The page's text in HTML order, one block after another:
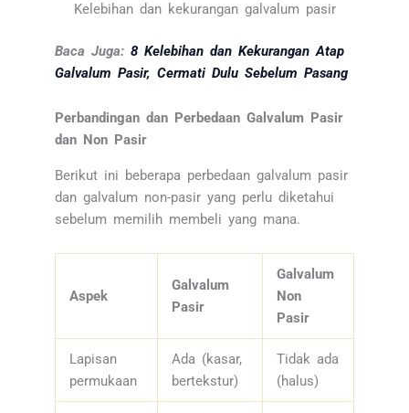
Kelebihan dan kekurangan galvalum pasir
Baca Juga: 8 Kelebihan dan Kekurangan Atap
Galvalum Pasir, Cermati Dulu Sebelum Pasang
Perbandingan dan Perbedaan Galvalum Pasir
dan Non Pasir
Berikut ini beberapa perbedaan galvalum pasir
dan galvalum non-pasir yang perlu diketahui
sebelum memilih membeli yang mana.
Aspek
Galvalum
Pasir
Galvalum
Non
Pasir
Lapisan
permukaan
Ada (kasar,
bertekstur)
Tidak ada
(halus)